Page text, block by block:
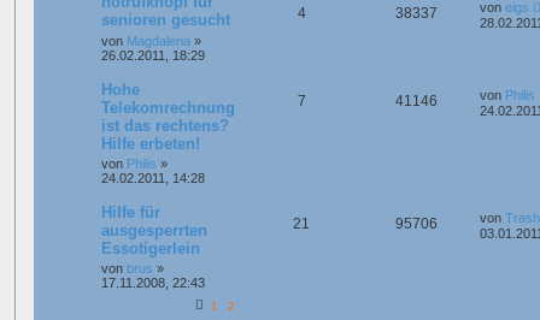
senioren gesucht
von Magdalena »
26.02.2011, 18:29
4 38337 von eigs
Hohe
Telekomrechnung
ist das rechtens?
Hilfe erbeten!
von Philis »
24.02.2011, 14:28
7 41146 von Philis
Hilfe für
ausgesperrten
Essotigerlein
von brus »
17.11.2008, 22:43
1 2
21 95706 von